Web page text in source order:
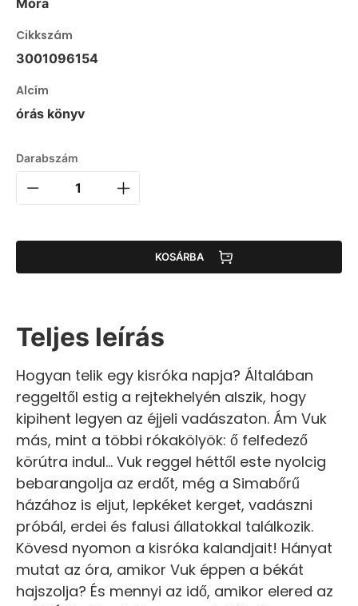
Cikkszám
3001096154
Alcím
órás könyv
Darabszám
KOSÁRBA
Teljes leírás
Hogyan telik egy kisróka napja? Általában
reggeltől estig a rejtekhelyén alszik, hogy
kipihent legyen az éjjeli vadászaton. Ám Vuk
más, mint a többi rókakölyök: ő felfedező
körútra indul… Vuk reggel héttől este nyolcig
bebarangolja az erdőt, még a Simabőrű
házához is eljut, lepkéket kerget, vadászni
próbál, erdei és falusi állatokkal találkozik.
Kövesd nyomon a kisróka kalandjait! Hányat
mutat az óra, amikor Vuk éppen a békát
hajszolja? És mennyi az idő, amikor elered az